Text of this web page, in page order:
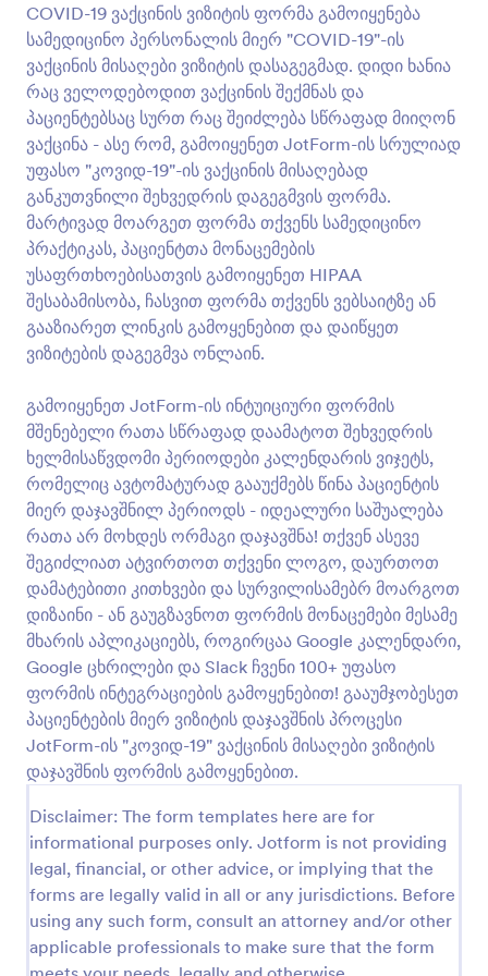
COVID-19 ვაქცინის ვიზიტის ფორმა გამოიყენება
სამედიცინო პერსონალის მიერ "COVID-19"-ის
ვაქცინის მისაღები ვიზიტის დასაგეგმად. დიდი ხანია
რაც ველოდებოდით ვაქცინის შექმნას და
პაციენტებსაც სურთ რაც შეიძლება სწრაფად მიიღონ
ვაქცინა - ასე რომ, გამოიყენეთ JotForm-ის სრულიად
უფასო "კოვიდ-19"-ის ვაქცინის მისაღებად
განკუთვნილი შეხვედრის დაგეგმვის ფორმა.
მარტივად მოარგეთ ფორმა თქვენს სამედიცინო
პრაქტიკას, პაციენტთა მონაცემების
უსაფრთხოებისათვის გამოიყენეთ HIPAA
შესაბამისობა, ჩასვით ფორმა თქვენს ვებსაიტზე ან
გააზიარეთ ლინკის გამოყენებით და დაიწყეთ
ვიზიტების დაგეგმვა ონლაინ.
გამოიყენეთ JotForm-ის ინტუიციური ფორმის
მშენებელი რათა სწრაფად დაამატოთ შეხვედრის
ხელმისაწვდომი პერიოდები კალენდარის ვიჯეტს,
რომელიც ავტომატურად გააუქმებს წინა პაციენტის
მიერ დაჯავშნილ პერიოდს - იდეალური საშუალება
რათა არ მოხდეს ორმაგი დაჯავშნა! თქვენ ასევე
შეგიძლიათ ატვირთოთ თქვენი ლოგო, დაურთოთ
დამატებითი კითხვები და სურვილისამებრ მოარგოთ
დიზაინი - ან გაუგზავნოთ ფორმის მონაცემები მესამე
მხარის აპლიკაციებს, როგირცაა Google კალენდარი,
Google ცხრილები და Slack ჩვენი 100+ უფასო
ფორმის ინტეგრაციების გამოყენებით! გააუმჯობესეთ
პაციენტების მიერ ვიზიტის დაჯავშნის პროცესი
JotForm-ის "კოვიდ-19" ვაქცინის მისაღები ვიზიტის
დაჯავშნის ფორმის გამოყენებით.
Disclaimer: The form templates here are for
informational purposes only. Jotform is not providing
legal, financial, or other advice, or implying that the
forms are legally valid in all or any jurisdictions. Before
using any such form, consult an attorney and/or other
applicable professionals to make sure that the form
ფორმა. მარტივად მოარგეთ ფორმა თქვენს
სამედიცინო პრაქტიკას, პაციენტთა მონაცემების
უსაფრთხოებისათვის გამოიყენეთ HIPAA
შესაბამისობა, ჩასვით ფორმა თქვენს ვებსაიტზე ან
გააზიარეთ ლინკის გამოყენებით და დაიწყეთ
ვიზიტების დაგეგმვა ონლაინ. გამოიყენეთ
JotForm-ის ინტუიციური ფორმის მშენებელი რათა
სწრაფად დაამატოთ შეხვედრის ხელმისაწვდომი
პერიოდები კალენდარის ვიჯეტს, რომელიც
ავტომატურად გააუქმებს წინა პაციენტის მიერ
დაჯავშნილ პერიოდს - იდეალური საშუალება
რათა არ მოხდეს ორმაგი დაჯავშნა! თქვენ ასევე
შეგიძლიათ ატვირთოთ თქვენი ლოგო, დაურთოთ
დამატებითი კითხვები და სურვილისამებრ
მოარგოთ დიზაინი - ან გაუგზავნოთ ფორმის
მონაცემები მესამე მხარის აპლიკაციებს,
და Slack ჩვენი 100+ უფასო ფორმის
ინტეგრაციების გამოყენებით! გააუმჯობესეთ
პაციენტების მიერ ვიზიტის დაჯავშნის პროცესი
JotForm-ის "კოვიდ-19" ვაქცინის მისაღები ვიზიტის
დაჯავშნის ფორმის გამოყენებით.
გადახედვა
კოვიდ 19 ფაზა 1ა ვაქცინაციის სარეგისტრ?
კოვიდ-19 ფაზა 1ა ვაქცინაციის სარეგისტრაციო
ფორმა გამოიყენება კორონავირუსის ვაქცინის
დისტრიბუტორების მიერ, რათა მიიღონ 1ა ფაზის
ვაქცინაციის რეგისტრაციები სამედიცინო
დაწესებულებების, ჰოსპიტალებისა და ჯანდაცვის
სხვა ორგანიზაციებისაგან. მოცემული სრულიად
უფასო ონალინ ფორმის გამოყენებით, თქვენ
შეუფერხებლად შეგიძლიათ მიიღოთ ვაქცინაციის
მოთხოვნები ონლაინ! მარტივად მოარგეთ
შაბლონი თქვენს ბრენდინგს, ჩასვით თქვენს
ვებსაიტზე ან გააზიარეთ ფორმის ლინკის
გამოყენებით და მომენტალურად მიიღეთ
მონაცემები ნებისმიერი მოწყობილობიდან. თქვენ
შეგიძლიათ მართოთ მონაცემები თქვენს დაცულ
Jotform ანგარიშში - ინბოქსის, ცხრილებისა და
რეპორტების მშენებლის გამოყენებით.
თავისუფლად დაამატეთ ფორმის ახალი ველები
რათა შეაგროვოთ დამატებითი ინფორმაცია,
Go to Category:
კორონავირუსის გამოხმაურების ფორმები
შაბლონის გამოყენება